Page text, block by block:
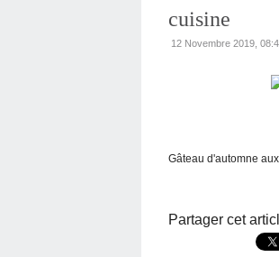
cuisine
12 Novembre 2019,
Gâteau d'automne
Partager cet